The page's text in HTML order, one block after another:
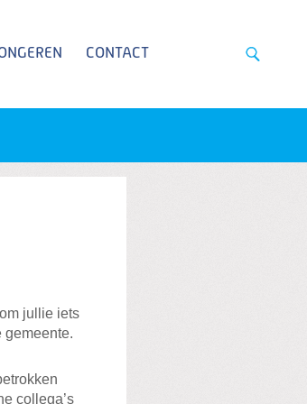
CONTACT
jullie iets
gemeente.
collega’s